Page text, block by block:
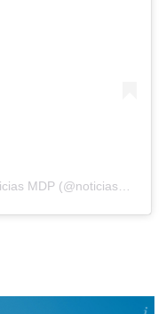
MDP (@noticiasmdp)